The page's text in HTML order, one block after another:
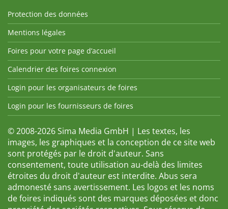
Protection des données
Mentions légales
Foires pour votre page d’accueil
Calendrier des foires connexion
Login pour les organisateurs de foires
Login pour les fournisseurs de foires
© 2008-2026 Sima Media GmbH | Les textes, les
images, les graphiques et la conception de ce site web
sont protégés par le droit d'auteur. Sans
consentement, toute utilisation au-delà des limites
étroites du droit d'auteur est interdite. Abus sera
admonesté sans avertissement. Les logos et les noms
de foires indiqués sont des marques déposées et donc